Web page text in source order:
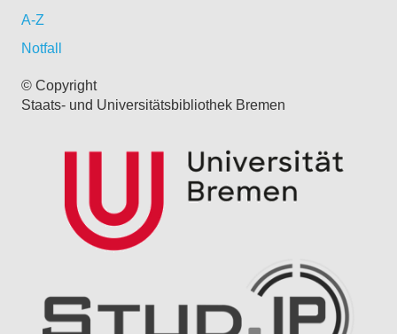
A-Z
Notfall
© Copyright
Staats- und Universitätsbibliothek Bremen